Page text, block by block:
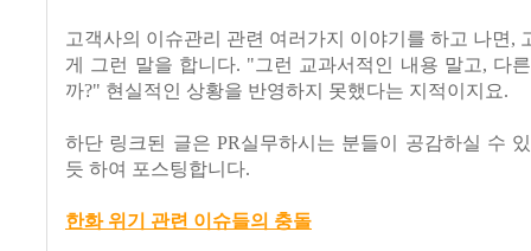
고객사의 이슈관리 관련 여러가지 이야기를 하고 나면,
게 그런 말을 합니다. "그런 교과서적인 내용 말고, 다
까?" 현실적인 상황을 반영하지 못했다는 지적이지요.
하단 링크된 글은 PR실무하시는 분들이 공감하실 수
듯 하여 포스팅합니다.
한화 위기 관련 이슈들의 충돌